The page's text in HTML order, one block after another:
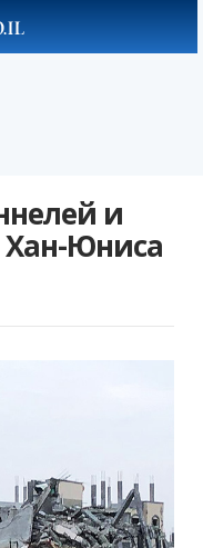
и
Хан-Юниса